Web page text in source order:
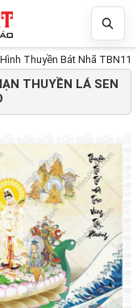
Hình Thuyền Bát Nhã
THUYỀN LÁ SEN